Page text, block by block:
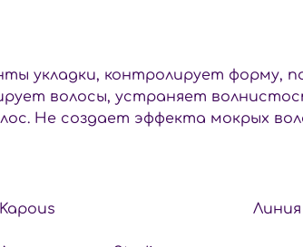
укладки, контролирует форму,
волосы, устраняет
Не создает эффекта мокрых
Kapous Линия